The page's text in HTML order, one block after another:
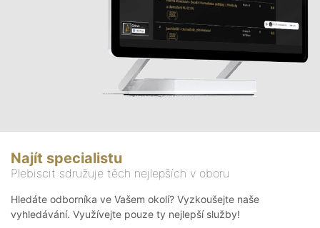
Najít specialistu
Plebiscit sdružuje těch nejlepších v oboru
Hledáte odborníka ve Vašem okolí? Vyzkoušejte naše
vyhledávání. Využívejte pouze ty nejlepší služby!